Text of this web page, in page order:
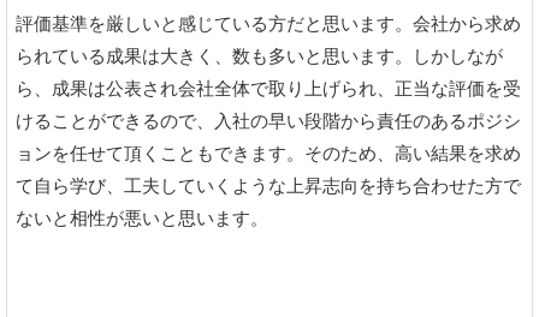
評価基準を厳しいと感じている方だと思います。会社から求め
られている成果は大きく、数も多いと思います。しかしなが
ら、成果は公表され会社全体で取り上げられ、正当な評価を受
けることができるので、入社の早い段階から責任のあるポジシ
ョンを任せて頂くこともできます。そのため、高い結果を求め
て自ら学び、工夫していくような上昇志向を持ち合わせた方で
ないと相性が悪いと思います。